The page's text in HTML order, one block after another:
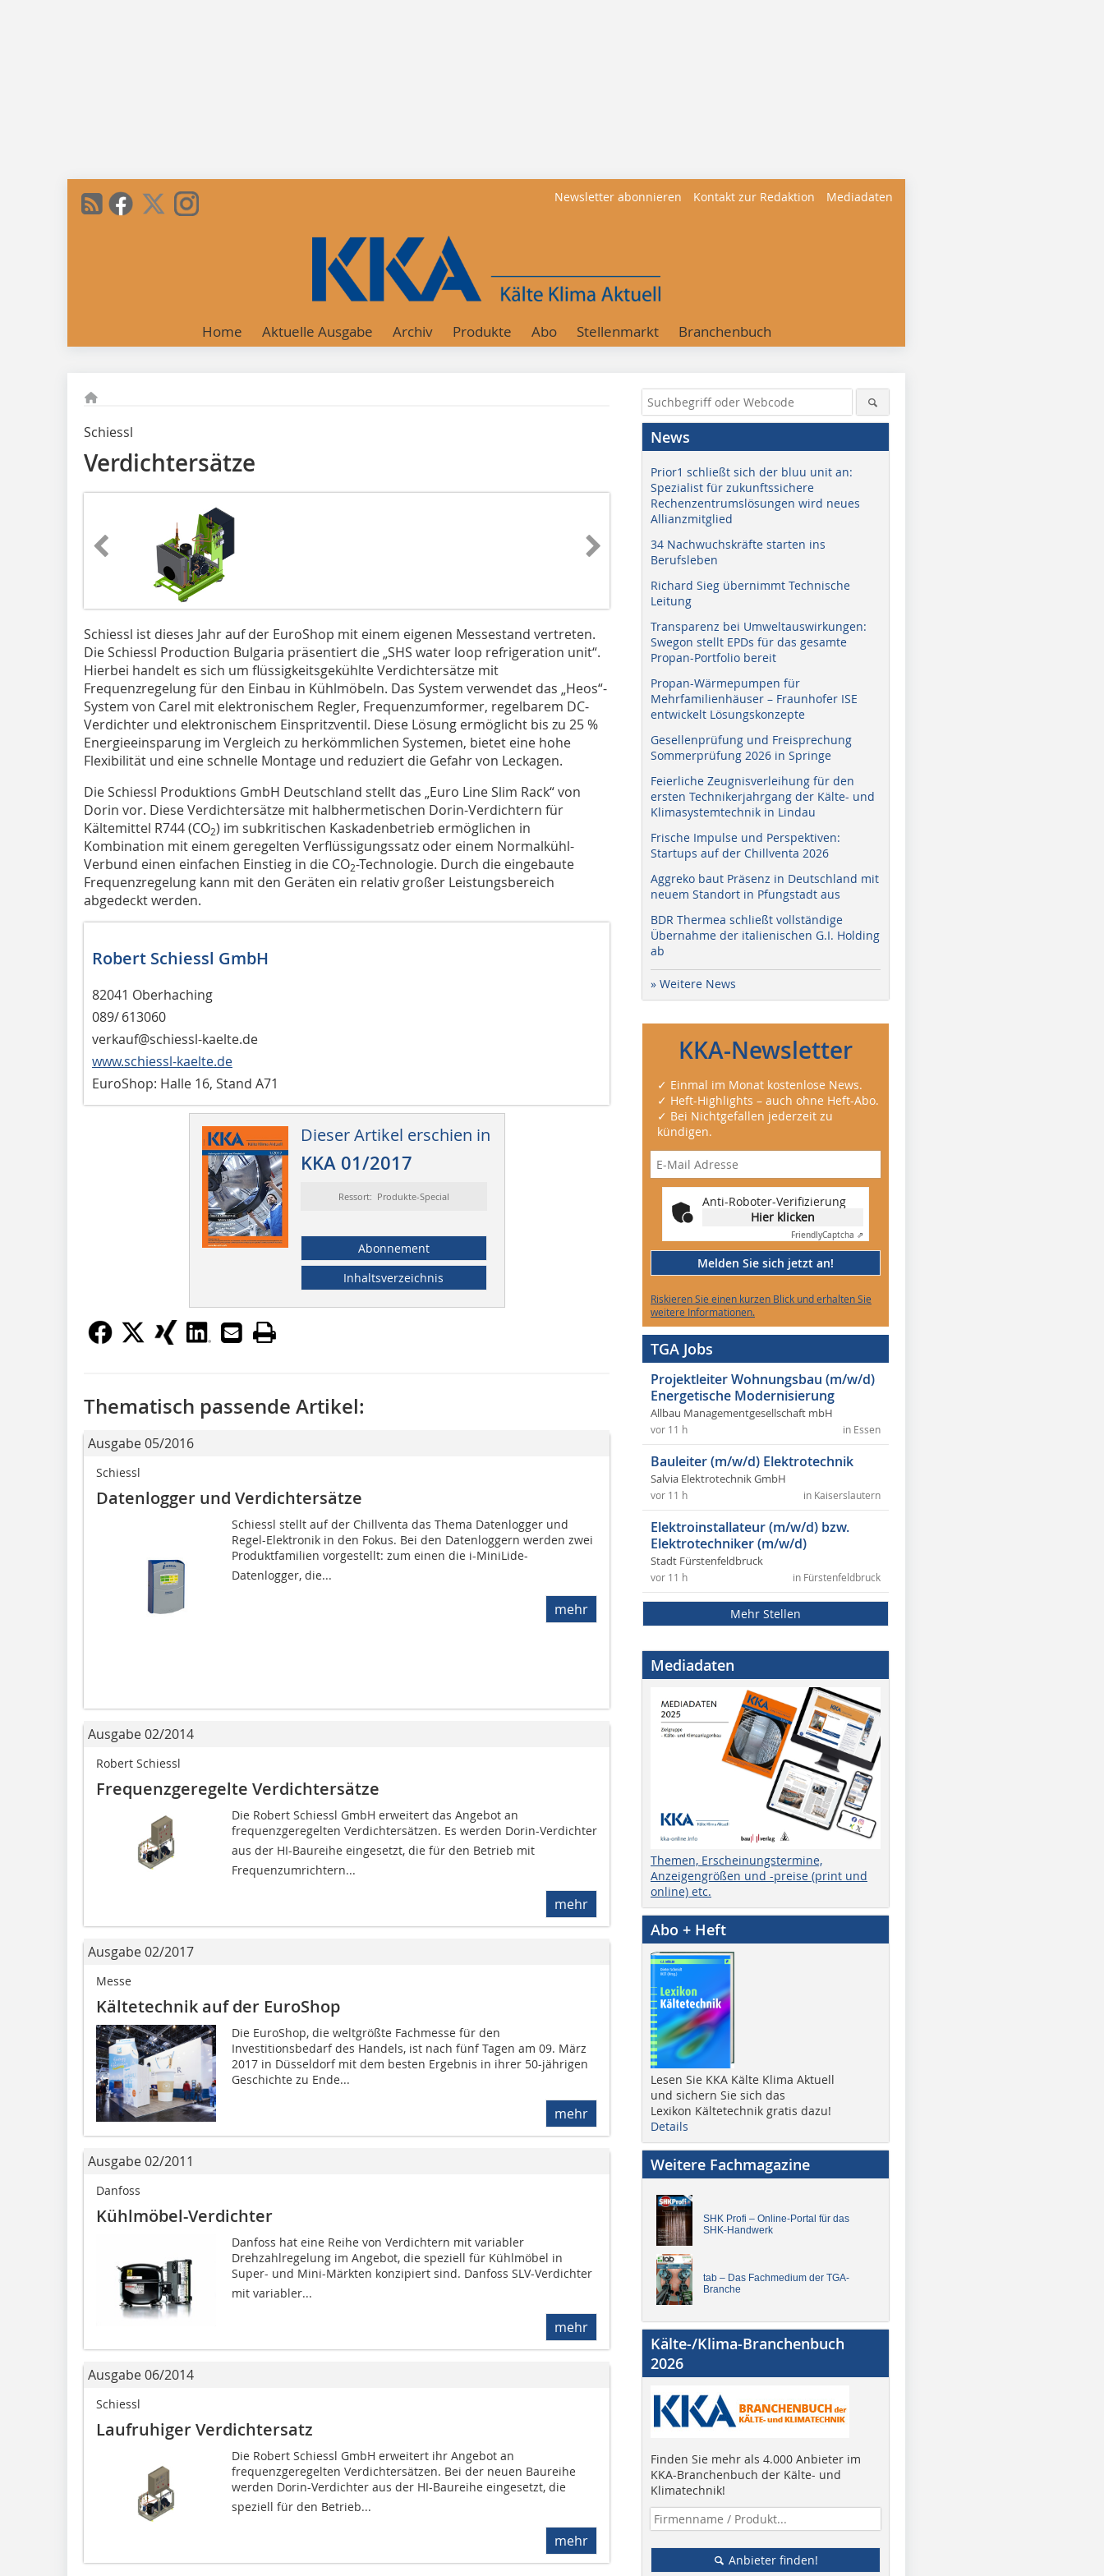
Newsletter abonnieren Kontakt zur Redaktion Mediadaten
Home Aktuelle Ausgabe Archiv Produkte Abo Stellenmarkt Branchenbuch
Schiessl
Verdichtersätze
Schiessl ist dieses Jahr auf der EuroShop mit einem eigenen Messestand vertreten.
Die Schiessl Production Bulgaria präsentiert die „SHS water loop refrigeration unit“.
Hierbei handelt es sich um flüssigkeitsgekühlte Verdichtersätze mit
Frequenzregelung für den Einbau in Kühlmöbeln. Das System verwendet das „Heos“-
System von Carel mit elektronischem Regler, Frequenzumformer, regelbarem DC-
Verdichter und elektronischem Einspritzventil. Diese Lösung ermöglicht bis zu 25 %
Energieeinsparung im Vergleich zu herkömmlichen Systemen, bietet eine hohe
Flexibilität und eine schnelle Montage und reduziert die Gefahr von Leckagen.
Die Schiessl Produktions GmbH Deutschland stellt das „Euro Line Slim Rack“ von
Dorin vor. Diese Verdichtersätze mit halbhermetischen Dorin-Verdichtern für
Kältemittel R744 (CO2) im subkritischen Kaskadenbetrieb ermöglichen in
Kombination mit einem geregelten Verflüssigungssatz oder einem Normalkühl-
Verbund einen einfachen Einstieg in die CO2-Technologie. Durch die eingebaute
Frequenzregelung kann mit den Geräten ein relativ großer Leistungsbereich
abgedeckt werden.
Robert Schiessl GmbH
82041 Oberhaching
089/ 613060
verkauf@schiessl-kaelte.de
www.schiessl-kaelte.de
EuroShop: Halle 16, Stand A71
Dieser Artikel erschien in
KKA 01/2017
Ressort: Produkte-Special
Abonnement
Inhaltsverzeichnis
Thematisch passende Artikel:
Ausgabe 05/2016
Schiessl
Datenlogger und Verdichtersätze
Schiessl stellt auf der Chillventa das Thema Datenlogger und
Regel-Elektronik in den Fokus. Bei den Datenloggern werden zwei
Produktfamilien vorgestellt: zum einen die i-MiniLide-
Datenlogger, die...
mehr
Ausgabe 02/2014
Robert Schiessl
Frequenzgeregelte Verdichtersätze
Die Robert Schiessl GmbH erweitert das Angebot an
frequenzgeregelten Verdichtersätzen. Es werden Dorin-Verdichter
aus der HI-Baureihe eingesetzt, die für den Betrieb mit
Frequenzumrichtern...
mehr
Ausgabe 02/2017
Messe
Kältetechnik auf der EuroShop
Die EuroShop, die weltgrößte Fachmesse für den
Investitionsbedarf des Handels, ist nach fünf Tagen am 09. März
2017 in Düsseldorf mit dem besten Ergebnis in ihrer 50-jährigen
Geschichte zu Ende...
mehr
Ausgabe 02/2011
Danfoss
Kühlmöbel-Verdichter
Danfoss hat eine Reihe von Verdichtern mit variabler
Drehzahlregelung im Angebot, die speziell für Kühlmöbel in
Super- und Mini-Märkten konzipiert sind. Danfoss SLV-Verdichter
mit variabler...
mehr
Ausgabe 06/2014
Schiessl
Laufruhiger Verdichtersatz
Die Robert Schiessl GmbH erweitert ihr Angebot an
frequenzgeregelten Verdichtersätzen. Bei der neuen Baureihe
werden Dorin-Verdichter aus der HI-Baureihe eingesetzt, die
speziell für den Betrieb...
mehr
News
Prior1 schließt sich der bluu unit an:
Spezialist für zukunftssichere
Rechenzentrumslösungen wird neues
Allianzmitglied
34 Nachwuchskräfte starten ins
Berufsleben
Richard Sieg übernimmt Technische
Leitung
Transparenz bei Umweltauswirkungen:
Swegon stellt EPDs für das gesamte
Propan-Portfolio bereit
Propan-Wärmepumpen für
Mehrfamilienhäuser – Fraunhofer ISE
entwickelt Lösungskonzepte
Gesellenprüfung und Freisprechung
Sommerprüfung 2026 in Springe
Feierliche Zeugnisverleihung für den
ersten Technikerjahrgang der Kälte- und
Klimasystemtechnik in Lindau
Frische Impulse und Perspektiven:
Startups auf der Chillventa 2026
Aggreko baut Präsenz in Deutschland mit
neuem Standort in Pfungstadt aus
BDR Thermea schließt vollständige
Übernahme der italienischen G.I. Holding
ab
» Weitere News
KKA-Newsletter
✓ Einmal im Monat kostenlose News.
✓ Heft-Highlights – auch ohne Heft-Abo.
✓ Bei Nichtgefallen jederzeit zu
kündigen.
Anti-Roboter-Verifizierung
Hier klicken
FriendlyCaptcha ⇗
Melden Sie sich jetzt an!
Riskieren Sie einen kurzen Blick und erhalten Sie
weitere Informationen.
TGA Jobs
Projektleiter Wohnungsbau (m/w/d)
Energetische Modernisierung
Allbau Managementgesellschaft mbH
in Essen
vor 11 h
Bauleiter (m/w/d) Elektrotechnik
Salvia Elektrotechnik GmbH
in Kaiserslautern
vor 11 h
Elektroinstallateur (m/w/d) bzw.
Elektrotechniker (m/w/d)
Stadt Fürstenfeldbruck
in Fürstenfeldbruck
vor 11 h
Mehr Stellen
Mediadaten
Themen, Erscheinungstermine,
Anzeigengrößen und -preise (print und
online) etc.
Abo + Heft
Lesen Sie KKA Kälte Klima Aktuell
und sichern Sie sich das
Lexikon Kältetechnik gratis dazu!
Details
Weitere Fachmagazine
SHK Profi – Online-Portal für das
SHK-Handwerk
tab – Das Fachmedium der TGA-
Branche
Kälte-/Klima-Branchenbuch
2026
Finden Sie mehr als 4.000 Anbieter im
KKA-Branchenbuch der Kälte- und
Klimatechnik!
Anbieter finden!